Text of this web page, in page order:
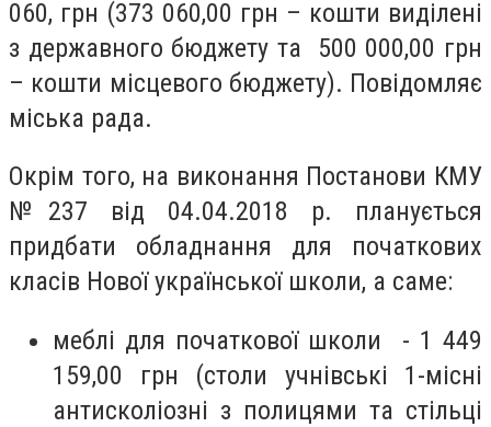
060, грн (373 060,00 грн – кошти виділені
з державного бюджету та 500 000,00 грн
– кошти місцевого бюджету). Повідомляє
міська рада.
Окрім того, на виконання Постанови КМУ
№237 від 04.04.2018 р. планується
придбати обладнання для початкових
класів Нової української школи, а саме:
меблі для початкової школи - 1 449
159,00 грн (столи учнівські 1-місні
антисколіозні з полицями та стільці